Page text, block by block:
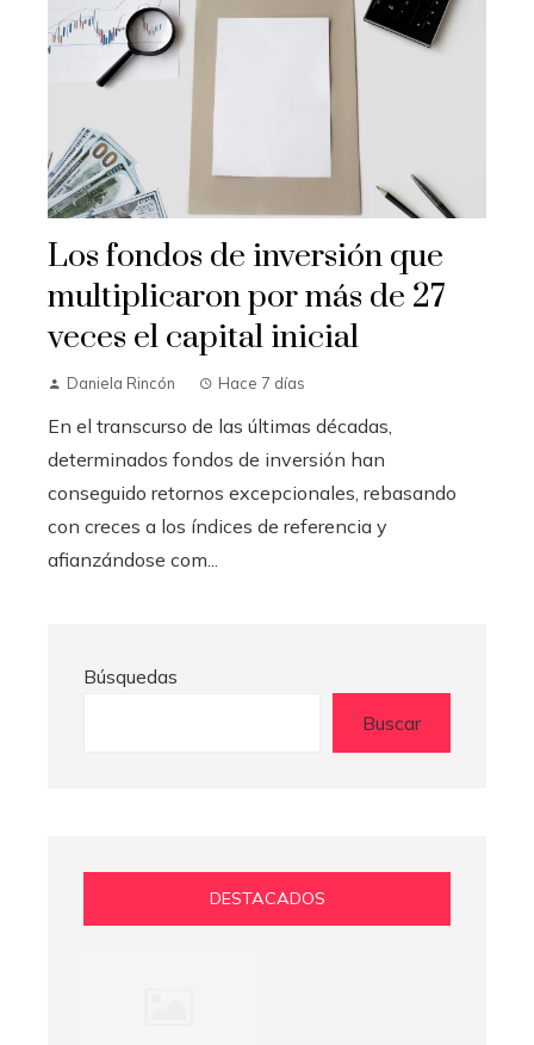
Los fondos de inversión que
multiplicaron por más de 27
veces el capital inicial
Daniela Rincón Hace 7 días
En el transcurso de las últimas décadas,
determinados fondos de inversión han
conseguido retornos excepcionales, rebasando
con creces a los índices de referencia y
afianzándose com...
Búsquedas
Buscar
DESTACADOS